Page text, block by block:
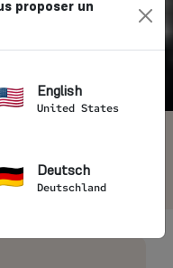
clients
proposer un
English
United States
Deutsch
Deutschland